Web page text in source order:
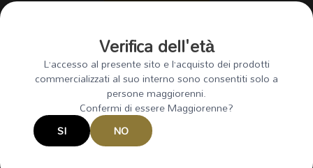
Il Marchio
Siamo iltuo partner di fiduciaper l’acquisto di vini, birre, bollicine,
distillati, acque e bibite a Roma.
P.IVA: 04978681007
Si prega di non condividere o inoltrare questo sito web o i suoi
contenuti a minori.Bevi responsabilmente.
Verifica dell'età
L’accesso al presente sito e l’acquisto dei prodotti
commercializzati al suo interno sono consentiti solo a
persone maggiorenni.
Confermi di essere Maggiorenne?
SI NO